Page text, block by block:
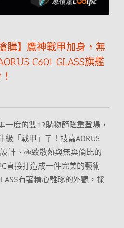
購】鷹神戰甲加身，無
C601 GLASS旗艦
一度的雙12購物節隆重登場，
級「戰甲」了！技嘉AORUS
計、極致散熱與無與倫比的
直接打造成一件完美的藝術
有著精心雕琢的外觀，採